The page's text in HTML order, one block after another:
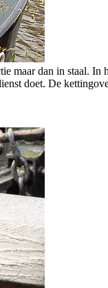
maar dan in staal. In
doet. De